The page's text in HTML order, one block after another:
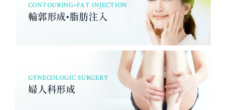
CONTOURING•FAT INJECTION
輪郭形成•脂肪注入
GYNECOLOGIC SURGERY
婦人科形成